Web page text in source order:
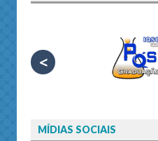
<
MÍDIAS SOCIAIS